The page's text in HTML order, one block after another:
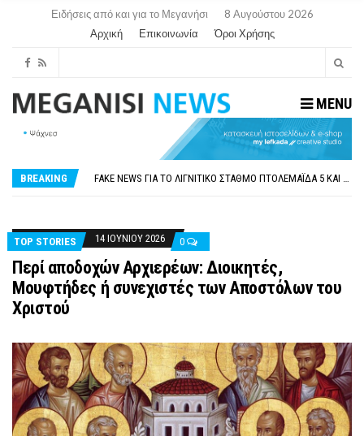
Ειδήσεις από και για το Μεγανήσι
8 Αυγούστου 2026
Αρχική
Επικοινωνία Όροι Χρήσης
MENU
BREAKING
ΠΑΡΑΙΤΉΘΗΚΕ Η ΑΝΤΙΔΉΜΑΡΧΟΣ ΠΟΛΙΤΙΣΜΟΎ ΜΕΓΑΝΗΣΊΟΥ Κ . ΕΥΑΓΓΕΛΊΑ ΜΕΛΆ. Η ΕΠΙΣΤΟΛΉ ΤΗΣ ΠΑΡΑΊΤΗΣΗΣ
FAKE NEWS ΓΙΑ ΤΟ ΛΙΓΝΙΤΙΚΌ ΣΤΑΘΜΌ ΠΤΟΛΕΜΑΪ́ΔΑ 5 ΚΑΙ ΤΗΝ ΕΝΕΡΓΕΙΑΚΉ ΑΣΦΆΛΕΙΑ ΤΗΣ ΧΏΡΑΣ
TOP STORIES
14 ΙΟΥΝΊΟΥ 2026 0
Περί αποδοχών Αρχιερέων: Διοικητές,
Μουφτήδες ή συνεχιστές των Αποστόλων του
Χριστού